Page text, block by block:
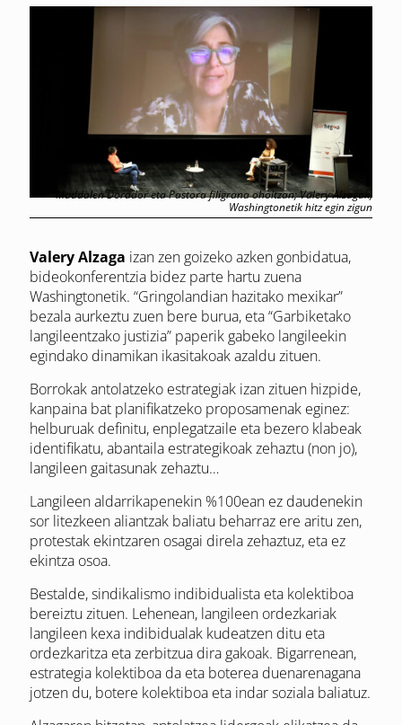
Maddalen Dorador eta Pastora filigrana oholtzan; Valery Alzagak,
Washingtonetik hitz egin zigun
Valery Alzaga izan zen goizeko azken gonbidatua,
bideokonferentzia bidez parte hartu zuena
Washingtonetik. “Gringolandian hazitako mexikar”
bezala aurkeztu zuen bere burua, eta “Garbiketako
langileentzako justizia” paperik gabeko langileekin
egindako dinamikan ikasitakoak azaldu zituen.
Borrokak antolatzeko estrategiak izan zituen hizpide,
kanpaina bat planifikatzeko proposamenak eginez:
helburuak definitu, enplegatzaile eta bezero klabeak
identifikatu, abantaila estrategikoak zehaztu (non jo),
langileen gaitasunak zehaztu…
Langileen aldarrikapenekin %100ean ez daudenekin
sor litezkeen aliantzak baliatu beharraz ere aritu zen,
protestak ekintzaren osagai direla zehaztuz, eta ez
ekintza osoa.
Bestalde, sindikalismo indibidualista eta kolektiboa
bereiztu zituen. Lehenean, langileen ordezkariak
langileen kexa indibidualak kudeatzen ditu eta
ordezkaritza eta zerbitzua dira gakoak. Bigarrenean,
estrategia kolektiboa da eta boterea duenarenagana
jotzen du, botere kolektiboa eta indar soziala baliatuz.